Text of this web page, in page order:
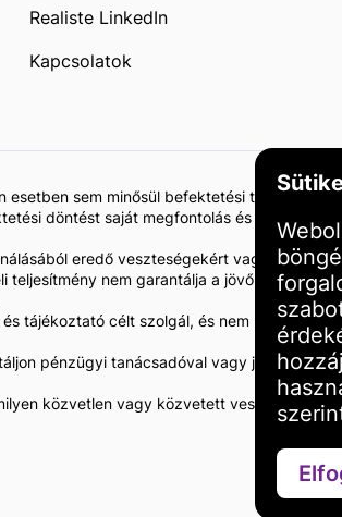
Realiste LinkedIn
Kapcsolatok
sem minősül befektetési
döntést saját megfontolás és
eredő veszteségekért vagy
nem garantálja a jövőbeni
tájékoztató célt szolgál, és nem minősül
pénzügyi tanácsadóval vagy jogi
közvetlen vagy közvetett veszteségért